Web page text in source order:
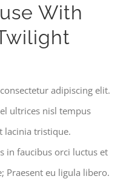
With
adipiscing elit.
ultrices nisl tempus
lacinia tristique.
in faucibus orci luctus et
Praesent eu ligula libero.